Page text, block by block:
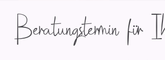
Beratungstermin für